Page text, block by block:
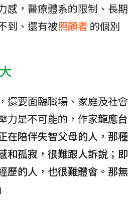
感，醫療體系的限制、長期
到、還有被照顧者 的個別
大
還要面臨職場、家庭及社會
力是不可能的，作家龍應台
在陪伴失智父母的人，那種
和孤寂，很難跟人訴說；即
歷的人，也很難體會。那無